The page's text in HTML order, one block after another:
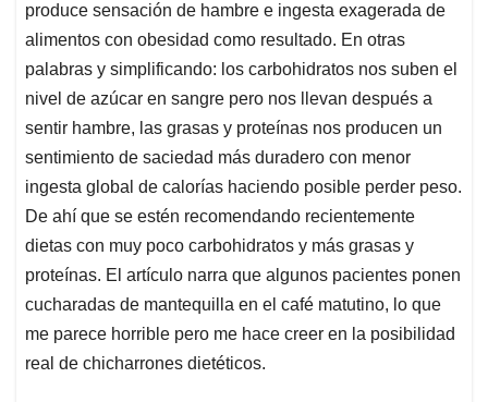
produce sensación de hambre e ingesta exagerada de
alimentos con obesidad como resultado. En otras
palabras y simplificando: los carbohidratos nos suben el
nivel de azúcar en sangre pero nos llevan después a
sentir hambre, las grasas y proteínas nos producen un
sentimiento de saciedad más duradero con menor
ingesta global de calorías haciendo posible perder peso.
De ahí que se estén recomendando recientemente
dietas con muy poco carbohidratos y más grasas y
proteínas. El artículo narra que algunos pacientes ponen
cucharadas de mantequilla en el café matutino, lo que
me parece horrible pero me hace creer en la posibilidad
real de chicharrones dietéticos.